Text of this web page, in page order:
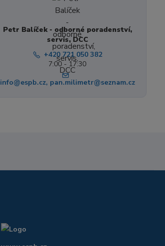
Petr Balíček - odborné poradenství,
servis, DCC
+420 721 050 382
7:00 - 17:30
info@espb.cz, pan.milimetr@seznam.cz